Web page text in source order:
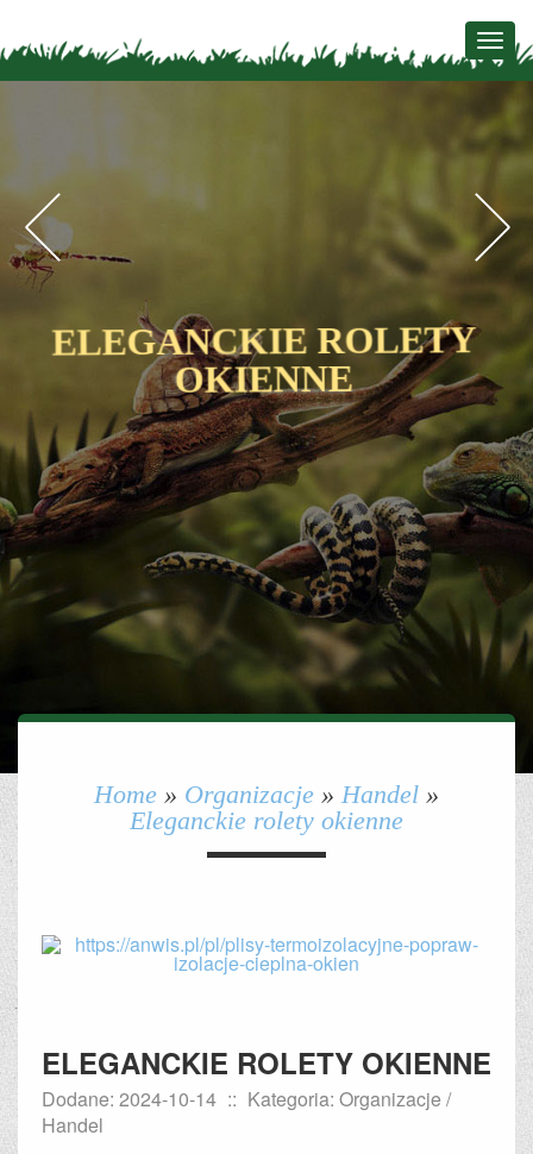
ELEGANCKIE ROLETY
OKIENNE
Home » Organizacje » Handel »
Eleganckie rolety okienne
ELEGANCKIE ROLETY OKIENNE
Dodane: 2024-10-14 :: Kategoria: Organizacje /
Handel